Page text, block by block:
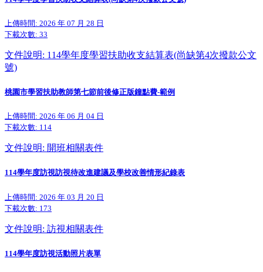
上傳時間: 2026 年 07 月 28 日
下載次數: 33
文件說明: 114學年度學習扶助收支結算表(尚缺第4次撥款公文
號)
桃園市學習扶助教師第七節前後修正版鐘點費-範例
上傳時間: 2026 年 06 月 04 日
下載次數: 114
文件說明: 開班相關表件
114學年度訪視訪視待改進建議及學校改善情形紀錄表
上傳時間: 2026 年 03 月 20 日
下載次數: 173
文件說明: 訪視相關表件
114學年度訪視活動照片表單